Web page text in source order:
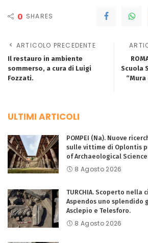
0 SHARES
ARTICOLO PRECEDENTE
Il restauro in ambiente
sommerso, a cura di Luigi
Fozzati.
Scuola
“Mura
ULTIMI ARTICOLI
POMPEI (Na). Nuove
sulle vittime di Oplontis
of Archaeological
8 Agosto 2026
TURCHIA. Scoperto nella
Aspendos uno splendido
Asclepio e Telesforo.
8 Agosto 2026